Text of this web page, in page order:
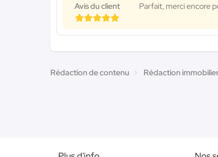
Avis du client Parfait, merci encore
Rédaction de contenu Rédaction